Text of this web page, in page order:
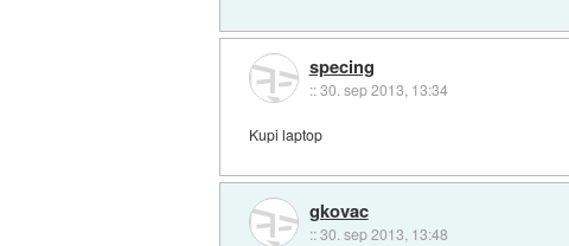
specing
::30. sep 2013, 13:34
Kupi laptop
gkovac
::30. sep 2013, 13:48